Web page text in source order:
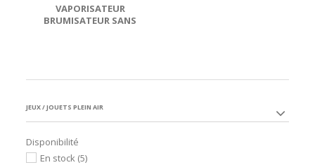
VAPORISATEUR
BRUMISATEUR SANS
JEUX / JOUETS PLEIN AIR
Disponibilité
En stock (5)